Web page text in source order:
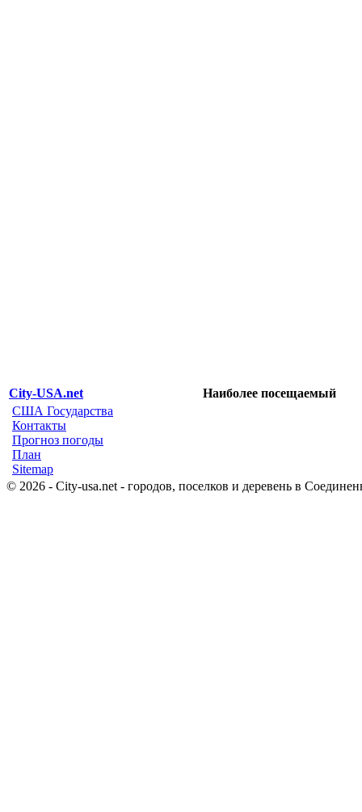
City-USA.net
Наиболее посещаемый
США Государства
Контакты
Прогноз погоды
План
Sitemap
© 2026 - City-usa.net - городов, поселков и деревень в